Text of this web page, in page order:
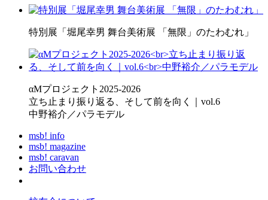
特別展「堀尾幸男 舞台美術展 「無限」のたわむれ」
αMプロジェクト2025-2026
立ち止まり振り返る、そして前を向く｜vol.6
中野裕介／パラモデル
msb! info
msb! magazine
msb! caravan
お問い合わせ